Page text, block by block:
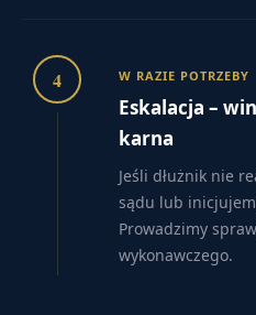
4 W RAZIE POTRZEBY
Eskalacja –
karna
Jeśli dłużnik nie
sądu lub
Prowadzimy
wykonawczego.